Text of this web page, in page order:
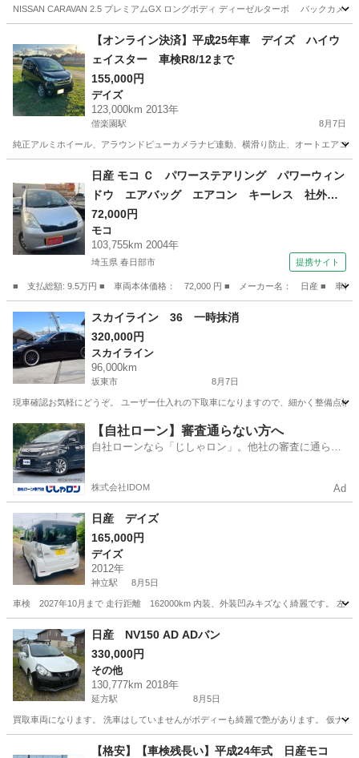
NISSAN CARAVAN 2.5 プレミアムGX ロングボディ ディーゼルターボ バックカメラ
新木駅 キャラバン 100万
【オンライン決済】平成25年車 デイズ ハイウ
ェイスター 車検R8/12まで
155,000円
デイズ
123,000km 2013年
偕楽園駅 8月7日
純正アルミホイール、アラウンドビューカメラナビ連動、横滑り防止、オートエアコ
偕楽園駅 デイズ
日産 モコ Ｃ パワーステアリング パワーウィン
ドウ エアバッグ エアコン キーレス 社外ナ
ビ ＣＤ ＤＶＤ ＥＴＣ 社外ＡＷ （検9.12）
72,000円
モコ
103,755km 2004年
埼玉県 春日部市 提携サイト
■ 支払総額: 9.5万円 ■ 車両本体価格： 72,000 円 ■ メーカー名： 日産 ■ 車
埼玉 春日部市 モコ
スカイライン 36 一時抹消
320,000円
スカイライン
96,000km
坂東市 8月7日
現車確認お気軽にどうぞ。 ユーザー仕入れの下取車になりますので、細かく整備点
茨城 坂東市 スカイライン ミッション
【自社ローン】審査通らない方へ
自社ローンなら「じしゃロン」。他社の審査に通らな
株式会社IDOM Ad
日産 デイズ
165,000円
デイズ
2012年
神立駅 8月5日
車検 2027年10月まで 走行距離 162000km 内装、外装凹みキズなく綺麗です。 左側
茨城 かすみがうら市 デイズ
日産 NV150 AD ADバン
330,000円
その他
130,777km 2018年
延方駅 8月5日
買取車両になります。 洗車はしていませんがボディーも綺麗で艶があります。 仮ナ
延方駅 その他
【格安】【車検残長い】平成24年式 日産モコ